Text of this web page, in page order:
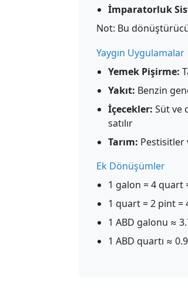
İmparatorluk
Not: Bu
Yaygın Uygulamalar
Yemek Pişirme:
Yakıt: Benzin
İçecekler: Süt ve
satılır
Tarım:
Ek Dönüşümler
1 galon = 4 quart
1 quart = 2 pint =
1 ABD galonu ≈
1 ABD quartı ≈